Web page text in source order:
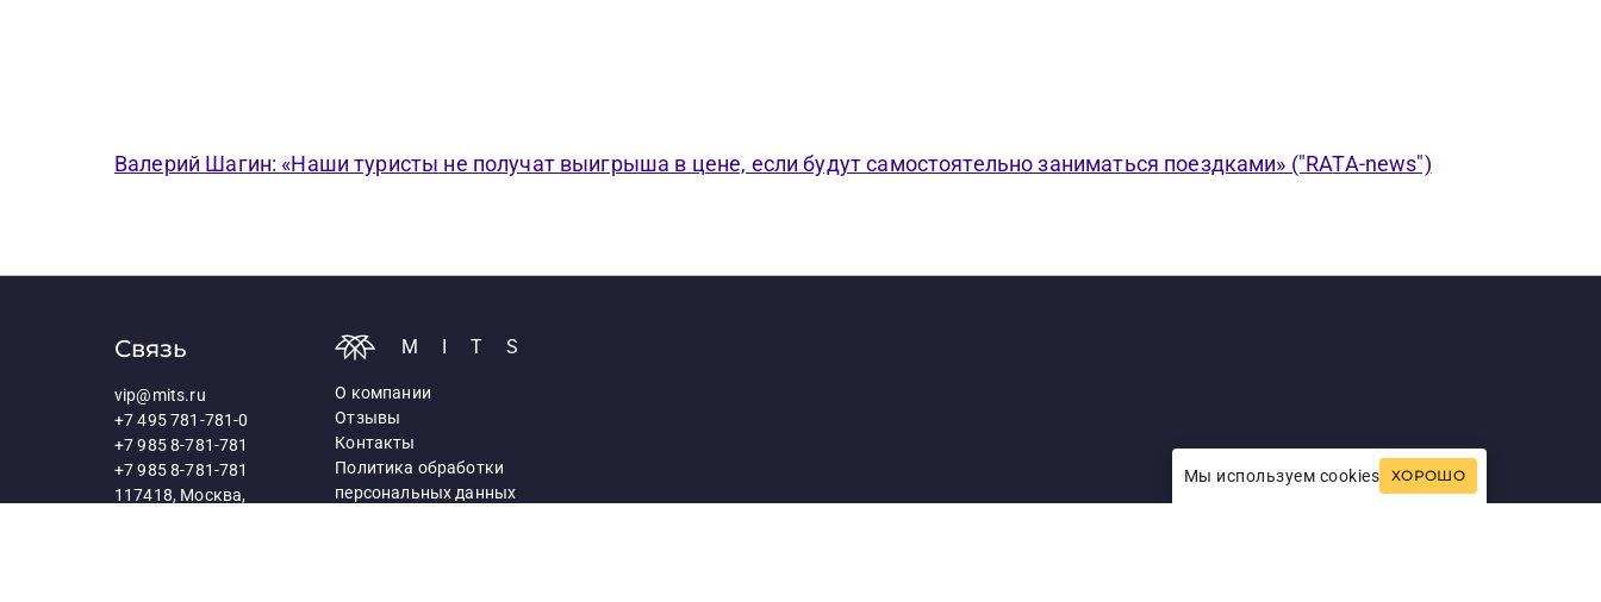
Валерий Шагин: «Наши туристы не получат выигрыша в цене, если будут самостоятельно заниматься поездками» ("RATA-news")
Связь
vip@mits.ru
+7 495 781-781-0
+7 985 8-781-781
+7 985 8-781-781
117418, Москва,
MITS
О компании
Отзывы
Контакты
Политика обработки
персональных данных
Мы используем cookies ХОРОШО